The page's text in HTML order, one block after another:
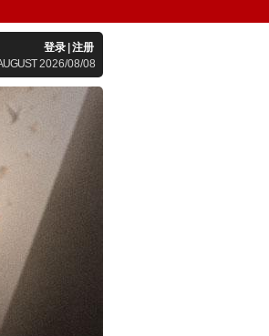
登录 注册
2026/08/08